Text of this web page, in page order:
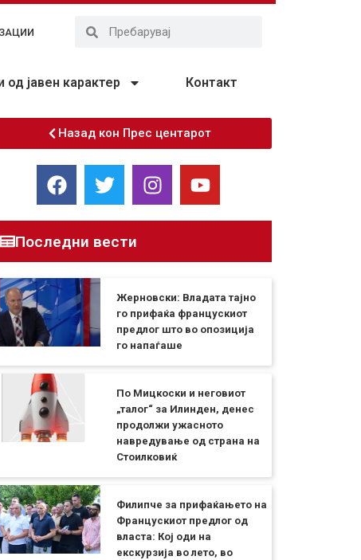
јавен карактер Контакт
Назад кон Прес центарот
Последни вести
Жерновски: Владата тајно
го прифаќа францускиот
предлог што во опозиција
го напаѓаше
По Мицкоски и неговиот
„талог“ за Илинден, денес
продолжи ужасното
навредување од страна на
Стоилковиќ
Филипче за прифаќањето на
Францускиот предлог од
власта: Кој оди на
екскурзија во лето, во